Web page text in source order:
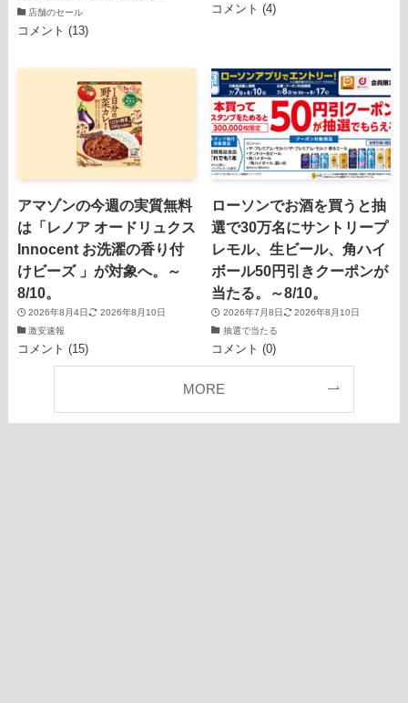
店舗のセール
コメント (13)
コメント (4)
アマゾンの今週の実質無料
は「レノア オードリュクス
Innocent お洗濯の香り付
けビーズ 」が対象へ。～
8/10。
2026年8月4日
2026年8月10日
激安速報
コメント (15)
ローソンでお酒を買うと抽
選で30万名にサントリープ
レモル、生ビール、角ハイ
ボール50円引きクーポンが
当たる。～8/10。
2026年7月8日
2026年8月10日
抽選で当たる
コメント (0)
MORE